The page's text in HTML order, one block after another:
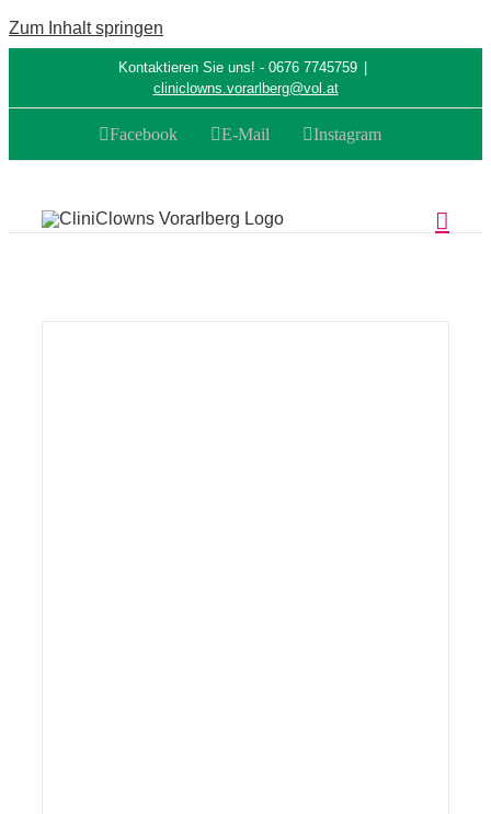
Zum Inhalt springen
Kontaktieren Sie uns! - 0676 7745759
cliniclowns.vorarlberg@vol.at
Facebook E-Mail Instagram